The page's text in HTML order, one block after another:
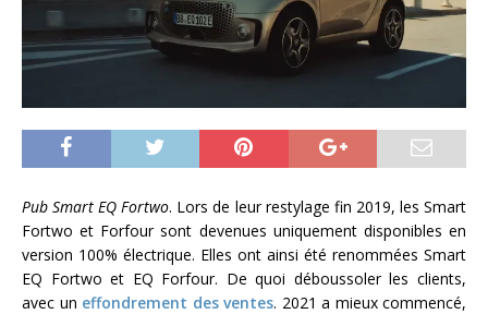
Pub Smart EQ Fortwo. Lors de leur restylage fin 2019, les Smart
Fortwo et Forfour sont devenues uniquement disponibles en
version 100% électrique. Elles ont ainsi été renommées Smart
EQ Fortwo et EQ Forfour. De quoi déboussoler les clients,
avec un effondrement des ventes. 2021 a mieux commencé,